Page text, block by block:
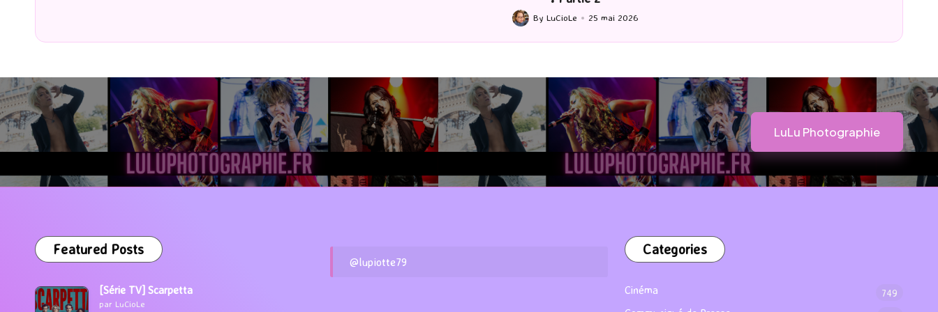
by
by
LuLu Photographie
Featured Posts
[Série TV] Scarpetta
par LuCioLe
@lupiotte79
Categories
Cinéma 749